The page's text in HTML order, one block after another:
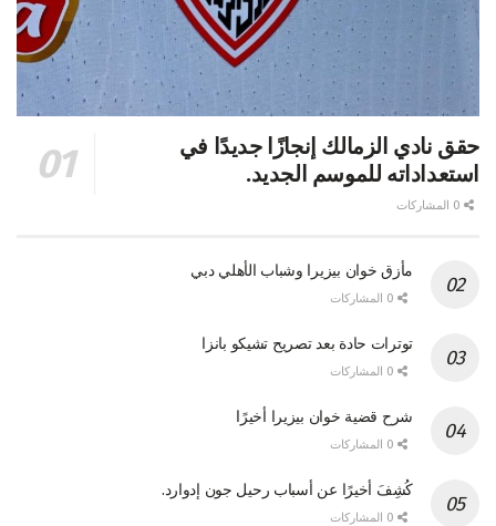
حقق نادي الزمالك إنجازًا جديدًا في
استعداداته للموسم الجديد.
مأزق خوان بيزيرا وشباب الأهلي دبي
توترات حادة بعد تصريح تشيكو بانزا
شرح قضية خوان بيزيرا أخيرًا
كُشِفَ أخيرًا عن أسباب رحيل جون إدوارد.